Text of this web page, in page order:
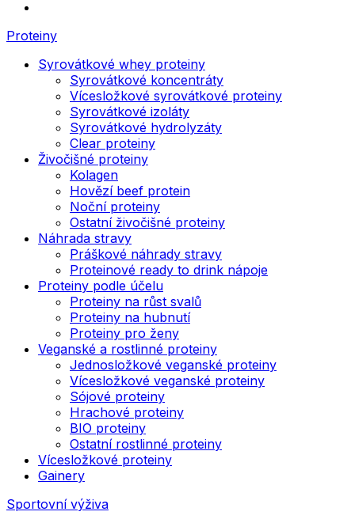
Proteiny
Syrovátkové whey proteiny
Syrovátkové koncentráty
Vícesložkové syrovátkové proteiny
Syrovátkové izoláty
Syrovátkové hydrolyzáty
Clear proteiny
Živočišné proteiny
Kolagen
Hovězí beef protein
Noční proteiny
Ostatní živočišné proteiny
Náhrada stravy
Práškové náhrady stravy
Proteinové ready to drink nápoje
Proteiny podle účelu
Proteiny na růst svalů
Proteiny na hubnutí
Proteiny pro ženy
Veganské a rostlinné proteiny
Jednosložkové veganské proteiny
Vícesložkové veganské proteiny
Sójové proteiny
Hrachové proteiny
BIO proteiny
Ostatní rostlinné proteiny
Vícesložkové proteiny
Gainery
Sportovní výživa